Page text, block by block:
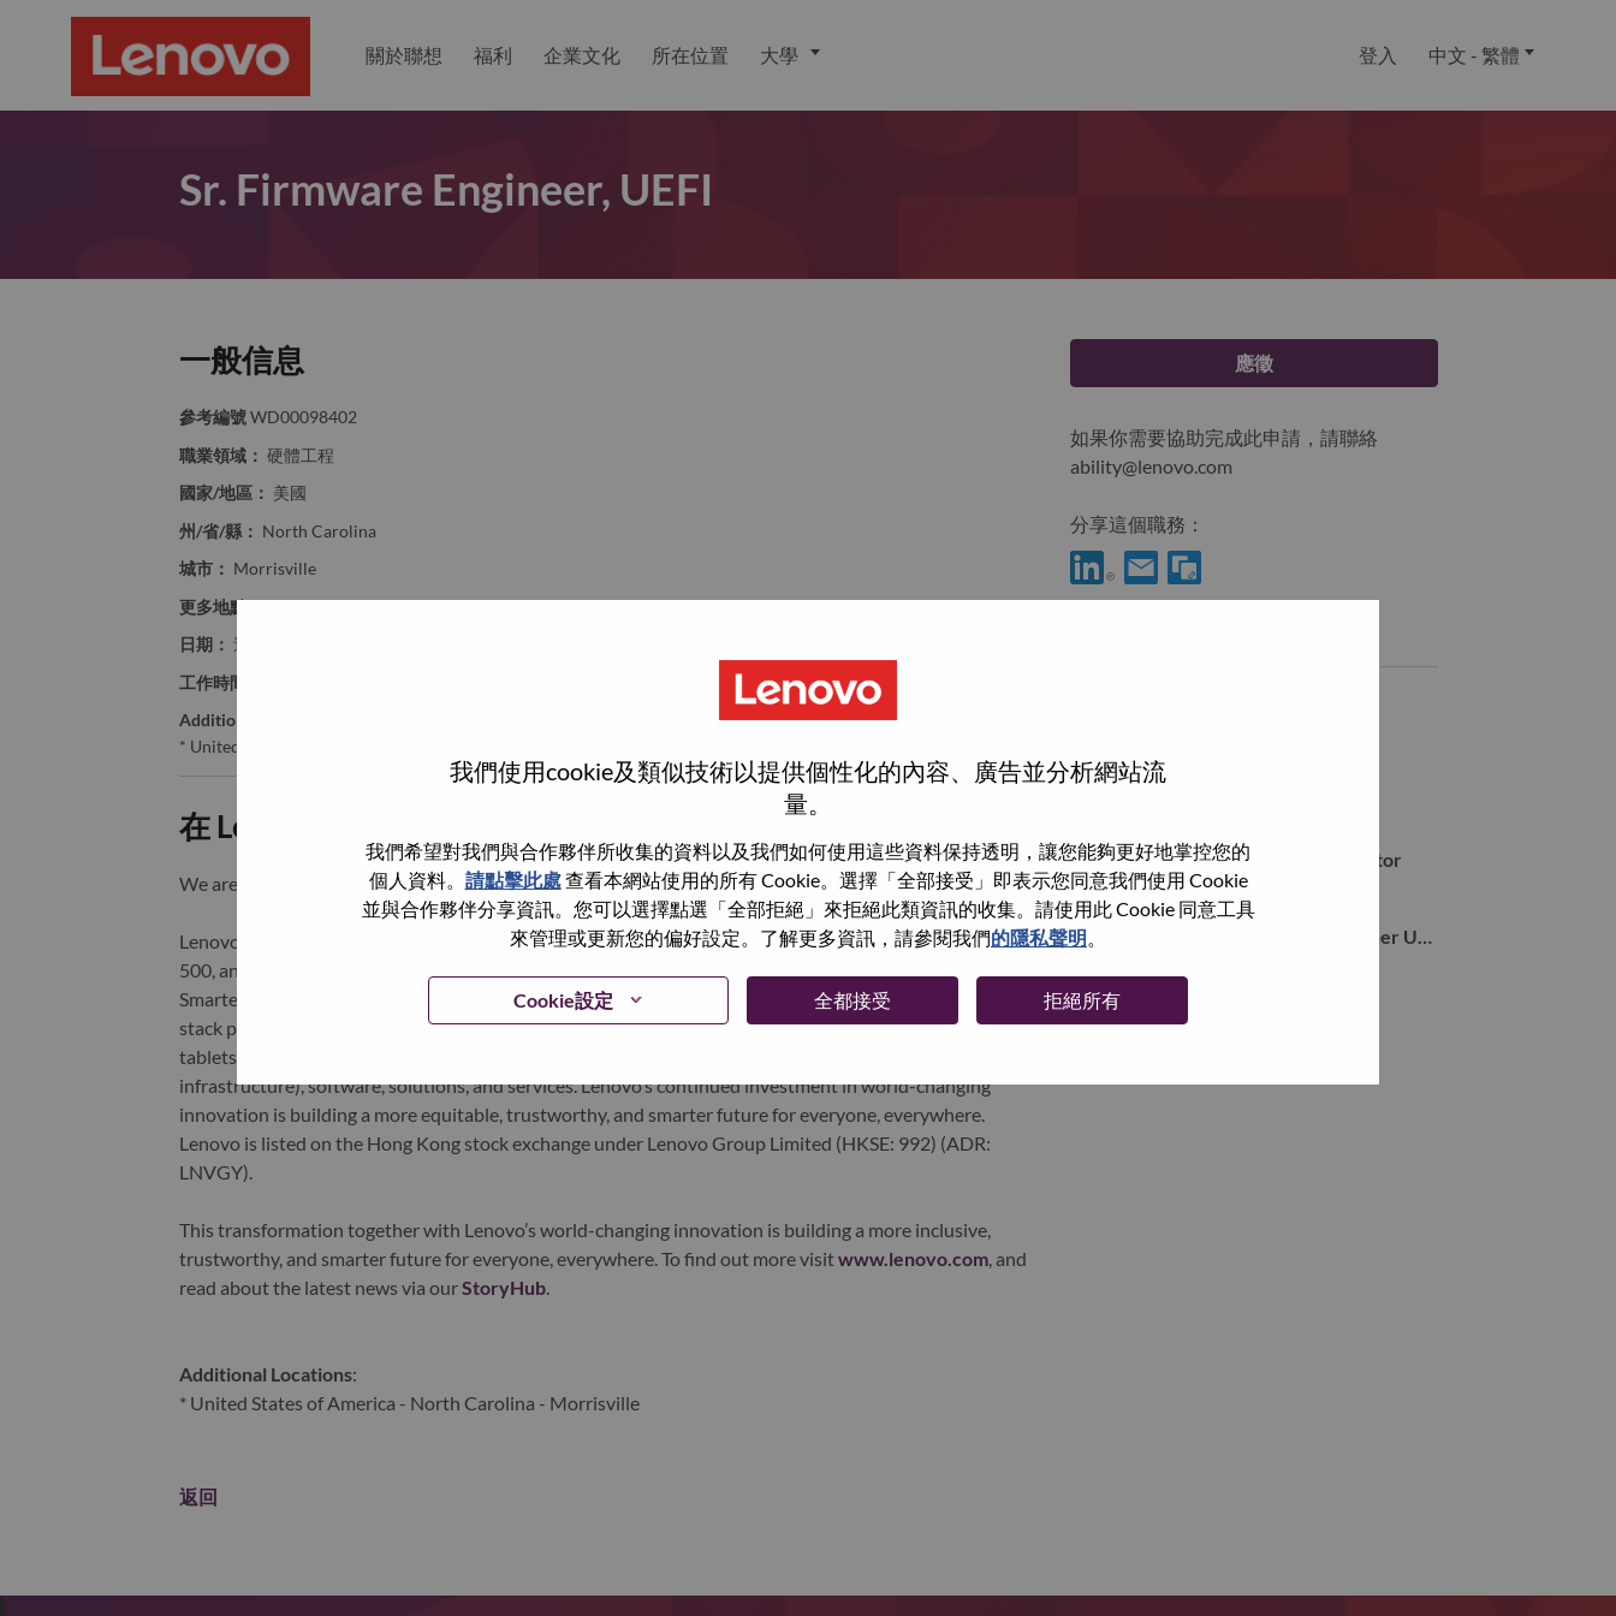
我們使用cookie及類似技術以提供個性化的內容、廣告並分析網站流
量。
我們希望對我們與合作夥伴所收集的資料以及我們如何使用這些資料保持透明，讓您能夠更好地掌控您的
個人資料。 請點擊此處查看本網站使用的所有 Cookie。選擇「全部接受」即表示您同意我們使用 Cookie
並與合作夥伴分享資訊。您可以選擇點選「全部拒絕」來拒絕此類資訊的收集。請使用此 Cookie 同意工具
來管理或更新您的偏好設定。了解更多資訊，請參閱我們的隱私聲明。
Cookie設定 全都接受 拒絕所有
關於聯想 福利 企業文化 所在位置 大學 登入 中文 - 繁體
Sr. Firmware Engineer, UEFI
一般信息
參考編號 WD00098402
職業領域： 硬體工程
國家/地區： 美國
州/省/縣： North Carolina
城市： Morrisville
更多地點：United States of America
日期： 週二, 六月 30, 2026
工作時間：
Additional Locations
* United States of America - North Carolina - Morrisville
在 Lenovo 工作的好處
We are Lenovo. We do what we say. We own what we do. We WOW our customers.
Lenovo is a US$83 billion revenue global technology powerhouse, ranked #153 in the Fortune Global
500, and serving millions of customers every day in 180 markets. Focused on a bold vision to deliver
Smarter Technology for All, Lenovo has built on its success as the world’s largest PC company with a full-
stack portfolio of AI-enabled, AI-ready, and AI-optimized devices (PCs, workstations, smartphones,
tablets), infrastructure (server, storage, edge, high performance computing and software defined
infrastructure), software, solutions, and services. Lenovo’s continued investment in world-changing
innovation is building a more equitable, trustworthy, and smarter future for everyone, everywhere.
Lenovo is listed on the Hong Kong stock exchange under Lenovo Group Limited (HKSE: 992) (ADR:
LNVGY).
This transformation together with Lenovo’s world-changing innovation is building a more inclusive,
trustworthy, and smarter future for everyone, everywhere. To find out more visitwww.lenovo.com, and
read about the latest news via our StoryHub.
Additional Locations:
* United States of America - North Carolina - Morrisville
返回
應徵
如果你需要協助完成此申請，請聯絡
ability@lenovo.com
分享這個職務：
使用 LinkedIn 分享 Sr. Firmware Engineer, UEFI
透過電子郵件分享 Sr. Firmware Engineer, UEFI 給好友
Forward Deployed Engineer
Product Supply Chain Security Auditor
Morrisville, North Carolina, 美國,
SW Innovation Distinguished Designer UXUI
瀏覽全部